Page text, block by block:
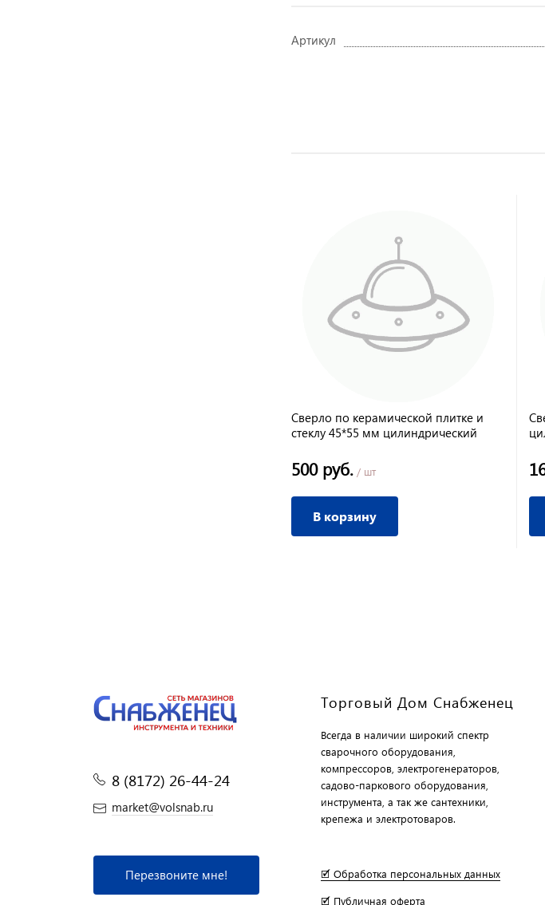
Артикул
Сверло по керамической плитке и
стеклу 45*55 мм цилиндрический
500 руб. / шт
В корзину
8 (8172) 26-44-24
market@volsnab.ru
Перезвоните мне!
Торговый Дом Снабженец
Всегда в наличии широкий спектр
сварочного оборудования,
компрессоров, электрогенераторов,
садово-паркового оборудования,
инструмента, а так же сантехники,
крепежа и электротоваров.
🗹 Обработка персональных данных
🗹 Публичная оферта